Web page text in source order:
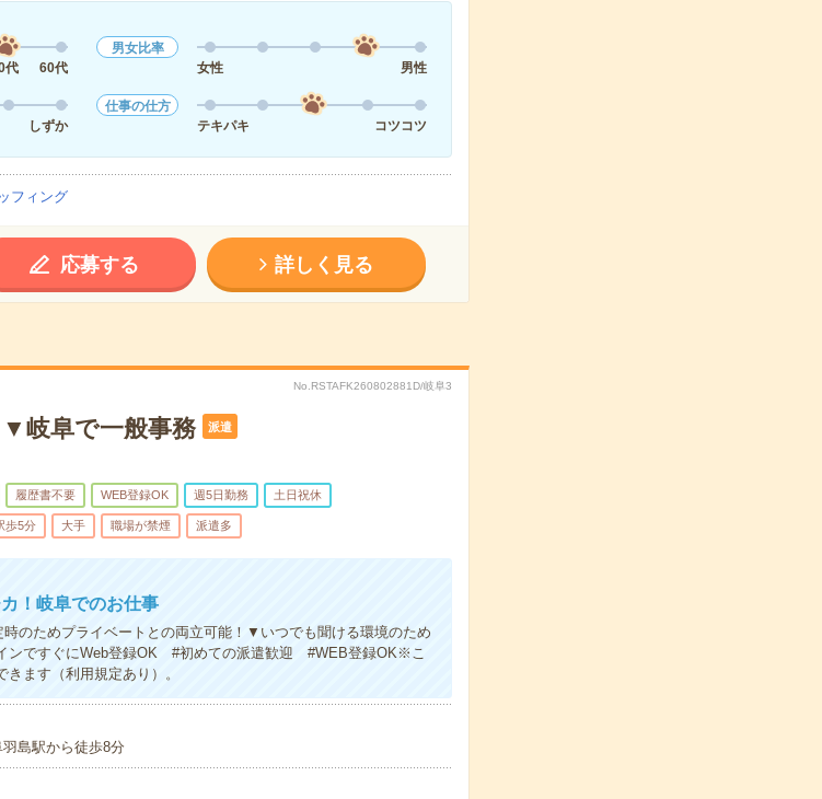
代 60代
男女比率
女性
男性
しずか
仕事の仕方
テキパキ
コツコツ
フィング
応募する 詳しく見る
No.RSTAFK260802881D/岐阜3
岐阜で一般事務 派遣
履歴書不要 WEB登録OK 週5日勤務 土日祝休
歩5分 大手 職場が禁煙 派遣多
！岐阜でのお仕事
のためプライベートとの両立可能！▼いつでも聞ける環境のため
ンですぐにWeb登録OK #初めての派遣歓迎 #WEB登録OK※こ
ます（利用規定あり）。
島駅から徒歩8分